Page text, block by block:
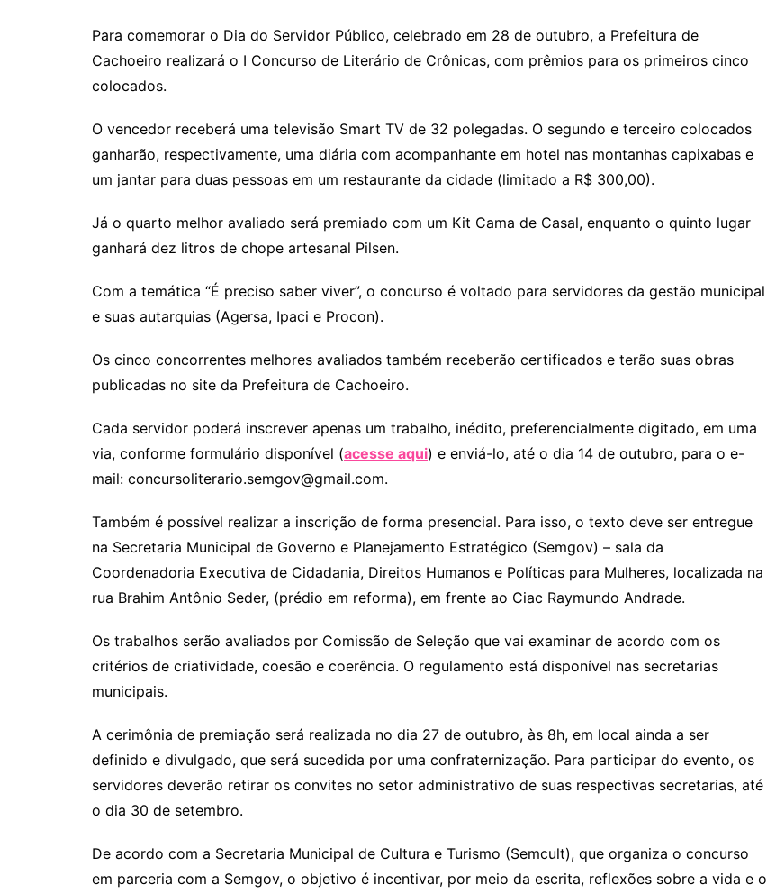
Para comemorar o Dia do Servidor Público, celebrado em 28 de outubro, a Prefeitura de
Cachoeiro realizará o I Concurso de Literário de Crônicas, com prêmios para os primeiros cinco
colocados.
O vencedor receberá uma televisão Smart TV de 32 polegadas. O segundo e terceiro colocados
ganharão, respectivamente, uma diária com acompanhante em hotel nas montanhas capixabas e
um jantar para duas pessoas em um restaurante da cidade (limitado a R$ 300,00).
Já o quarto melhor avaliado será premiado com um Kit Cama de Casal, enquanto o quinto lugar
ganhará dez litros de chope artesanal Pilsen.
Com a temática “É preciso saber viver”, o concurso é voltado para servidores da gestão municipal
e suas autarquias (Agersa, Ipaci e Procon).
Os cinco concorrentes melhores avaliados também receberão certificados e terão suas obras
publicadas no site da Prefeitura de Cachoeiro.
Cada servidor poderá inscrever apenas um trabalho, inédito, preferencialmente digitado, em uma
via, conforme formulário disponível (acesse aqui) e enviá-lo, até o dia 14 de outubro, para o e-
mail: concursoliterario.semgov@gmail.com.
Também é possível realizar a inscrição de forma presencial. Para isso, o texto deve ser entregue
na Secretaria Municipal de Governo e Planejamento Estratégico (Semgov) – sala da
Coordenadoria Executiva de Cidadania, Direitos Humanos e Políticas para Mulheres, localizada na
rua Brahim Antônio Seder, (prédio em reforma), em frente ao Ciac Raymundo Andrade.
Os trabalhos serão avaliados por Comissão de Seleção que vai examinar de acordo com os
critérios de criatividade, coesão e coerência. O regulamento está disponível nas secretarias
municipais.
A cerimônia de premiação será realizada no dia 27 de outubro, às 8h, em local ainda a ser
definido e divulgado, que será sucedida por uma confraternização. Para participar do evento, os
servidores deverão retirar os convites no setor administrativo de suas respectivas secretarias, até
o dia 30 de setembro.
De acordo com a Secretaria Municipal de Cultura e Turismo (Semcult), que organiza o concurso
em parceria com a Semgov, o objetivo é incentivar, por meio da escrita, reflexões sobre a vida e o